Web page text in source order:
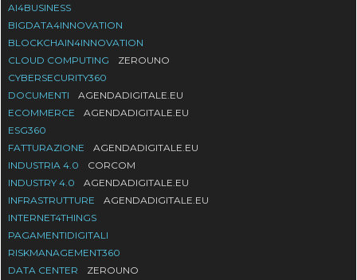
AI4BUSINESS
BIGDATA4INNOVATION
BLOCKCHAIN4INNOVATION
CLOUD COMPUTING
ZEROUNO
CYBERSECURITY360
DOCUMENTI
AGENDADIGITALE.EU
ECOMMERCE
AGENDADIGITALE.EU
ESG360
FATTURAZIONE
AGENDADIGITALE.EU
INDUSTRIA 4.0
CORCOM
INDUSTRY 4.0
AGENDADIGITALE.EU
INFRASTRUTTURE
AGENDADIGITALE.EU
INTERNET4THINGS
PAGAMENTIDIGITALI
RISKMANAGEMENT360
DATA CENTER
ZEROUNO